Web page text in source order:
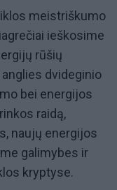
meistriškumo
ieškosime
rūšių
dvideginio
bei energijos
raidą,
naujų energijos
galimybes ir
kryptyse.